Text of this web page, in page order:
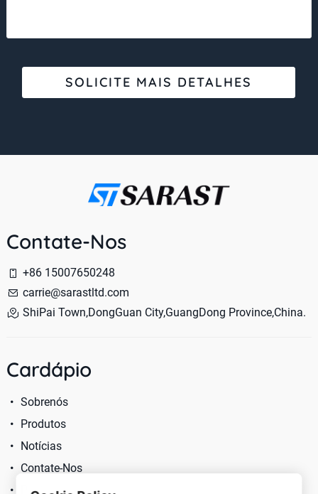
Contate-Nos
+86 15007650248
carrie@sarastltd.com
ShiPai Town,DongGuan City,GuangDong Province,China.
Cardápio
Sobrenós
Produtos
Notícias
Contate-Nos
Política De Privacidade